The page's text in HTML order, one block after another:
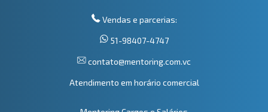
Vendas e parcerias:
51-98407-4747
contato@mentoring.com.vc
Atendimento em horário comercial